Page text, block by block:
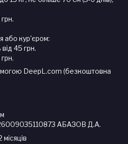
або кур'єром:
від 45 грн.
DeepL.com (безкоштовна
АБАЗОВ Д.А.
місяців